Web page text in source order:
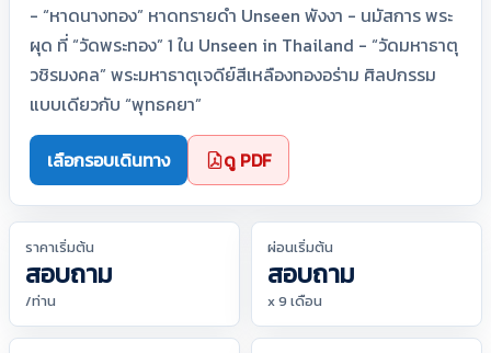
- “หาดนางทอง” หาดทรายดำ Unseen พังงา - นมัสการ พระ
ผุด ที่ “วัดพระทอง” 1 ใน Unseen in Thailand - “วัดมหาธาตุ
วชิรมงคล” พระมหาธาตุเจดีย์สีเหลืองทองอร่าม ศิลปกรรม
แบบเดียวกับ “พุทธคยา”
เลือกรอบเดินทาง ดู PDF
ราคาเริ่มต้น
สอบถาม
/ท่าน
ผ่อนเริ่มต้น
สอบถาม
x 9 เดือน